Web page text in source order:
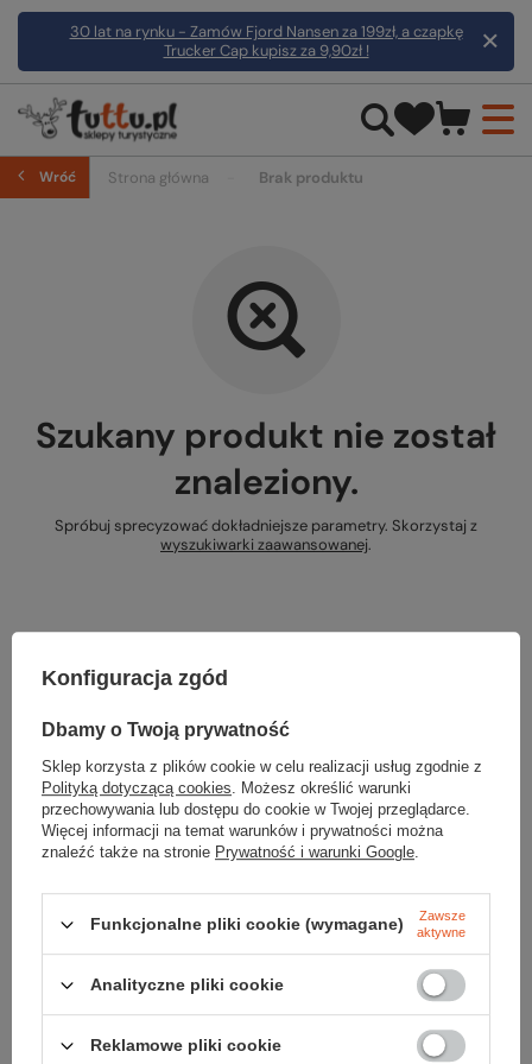
30 lat na rynku - Zamów Fjord Nansen za 199zł, a czapkę
Trucker Cap kupisz za 9,90zł !
Wróć Strona główna Brak produktu
Szukany produkt nie został
znaleziony.
Spróbuj sprecyzować dokładniejsze parametry. Skorzystaj z
wyszukiwarki zaawansowanej.
Szukasz produktu, którego nie mamy w
ofercie?
Jeśli nie znalazłeś w naszej ofercie produktu, a chciałbyś kupić go w
naszym sklepie, możesz skorzystać ze specjalnego formularza i
przesłać nam opis szukanego przedmiotu. Aby móc to zrobić musisz
byćzalogowany.
Konfiguracja zgód
Dbamy o Twoją prywatność
Sklep korzysta z plików cookie w celu realizacji usług zgodnie z
Polityką dotyczącą cookies. Możesz określić warunki
przechowywania lub dostępu do cookie w Twojej przeglądarce.
Więcej informacji na temat warunków i prywatności można
znaleźć także na stronie Prywatność i warunki Google.
Funkcjonalne pliki cookie (wymagane)
Zawsze
aktywne
Analityczne pliki cookie
Reklamowe pliki cookie